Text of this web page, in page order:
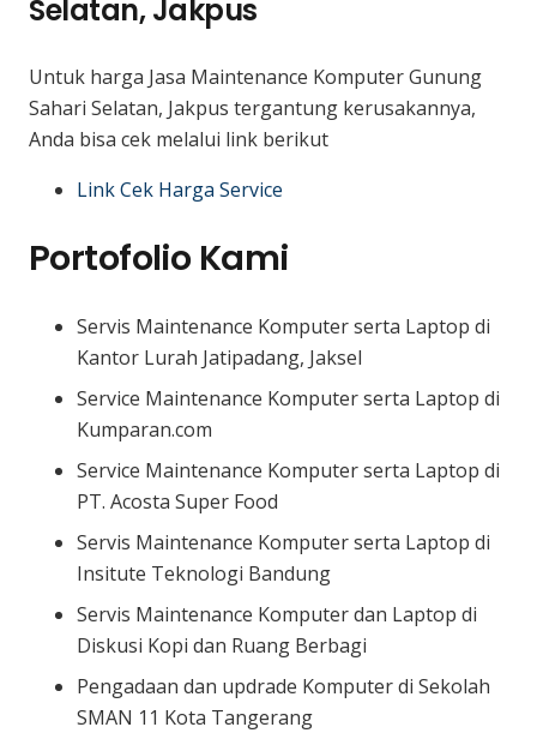
Selatan, Jakpus
Untuk harga Jasa Maintenance Komputer Gunung
Sahari Selatan, Jakpus tergantung kerusakannya,
Anda bisa cek melalui link berikut
Link Cek Harga Service
Portofolio Kami
Servis Maintenance Komputer serta Laptop di
Kantor Lurah Jatipadang, Jaksel
Service Maintenance Komputer serta Laptop di
Kumparan.com
Service Maintenance Komputer serta Laptop di
PT. Acosta Super Food
Servis Maintenance Komputer serta Laptop di
Insitute Teknologi Bandung
Servis Maintenance Komputer dan Laptop di
Diskusi Kopi dan Ruang Berbagi
Pengadaan dan updrade Komputer di Sekolah
SMAN 11 Kota Tangerang